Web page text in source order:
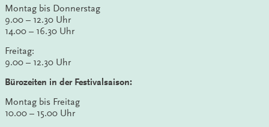
Montag bis Donnerstag
9.00 – 12.30 Uhr
14.00 – 16.30 Uhr
Freitag:
9.00 – 12.30 Uhr
Bürozeiten in der Festivalsaison:
Montag bis Freitag
10.00 – 15.00 Uhr